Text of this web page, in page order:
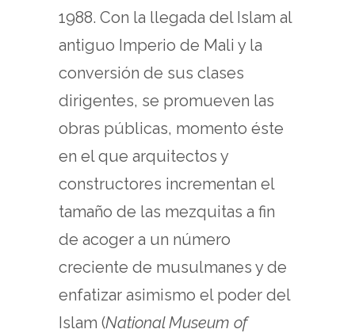
1988. Con la llegada del Islam al
antiguo Imperio de Mali y la
conversión de sus clases
dirigentes, se promueven las
obras públicas, momento éste
en el que arquitectos y
constructores incrementan el
tamaño de las mezquitas a fin
de acoger a un número
creciente de musulmanes y de
enfatizar asimismo el poder del
Islam (National Museum of